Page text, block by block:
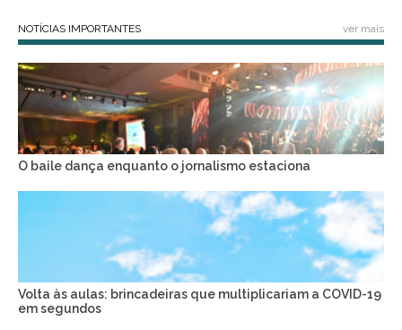
NOTÍCIAS IMPORTANTES ver mais
O baile dança enquanto o jornalismo estaciona
Volta às aulas: brincadeiras que multiplicariam a COVID-19
em segundos